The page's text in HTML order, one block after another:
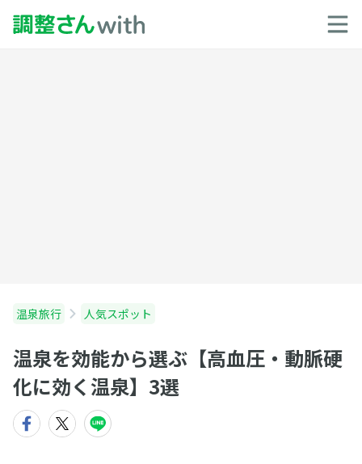
温泉旅行 人気スポット
温泉を効能から選ぶ【高血圧・動脈硬
化に効く温泉】3選